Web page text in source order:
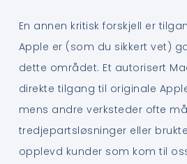
En annen kritisk forskjell er
Apple er (som du sikkert vet)
dette området. Et autorisert
direkte tilgang til originale
mens andre verksteder ofte
tredjepartsløsninger eller
opplevd kunder som kom til